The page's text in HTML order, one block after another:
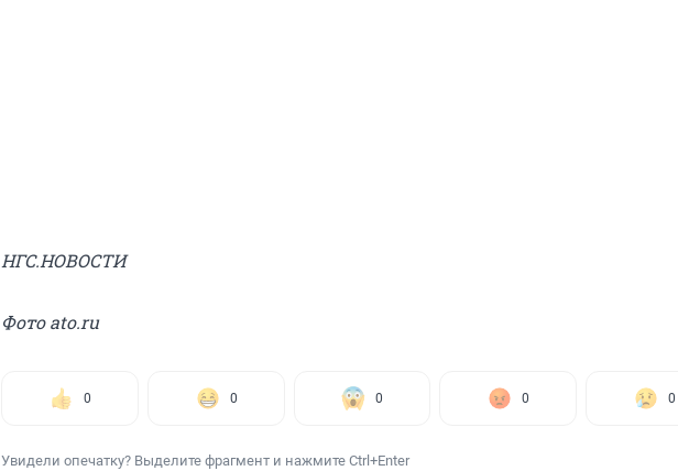
НГС.НОВОСТИ
Фото ato.ru
0 0 0 0 0
Увидели опечатку? Выделите фрагмент и нажмите Ctrl+Enter